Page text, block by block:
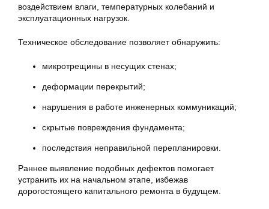
воздействием влаги, температурных колебаний и
эксплуатационных нагрузок.
Техническое обследование позволяет обнаружить:
микротрещины в несущих стенах;
деформации перекрытий;
нарушения в работе инженерных коммуникаций;
скрытые повреждения фундамента;
последствия неправильной перепланировки.
Раннее выявление подобных дефектов помогает
устранить их на начальном этапе, избежав
дорогостоящего капитального ремонта в будущем.